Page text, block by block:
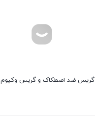
گریس ضد اصطکاک و گریس وکیوم